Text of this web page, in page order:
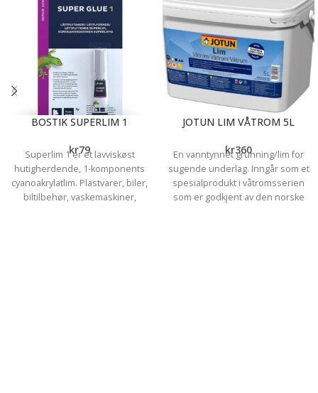
BOSTIK SUPERLIM 1
kr79
Superlim 1 er et lavviskøst
hutigherdende, 1-komponents
cyanoakrylatlim. Plastvarer, biler,
biltilbehør, vaskemaskiner,
JOTUN LIM VÅTROM 5L
kr360
En vanntynnet grunning/lim for
sugende underlag. Inngår som et
spesialprodukt i våtromsserien
som er godkjent av den norske